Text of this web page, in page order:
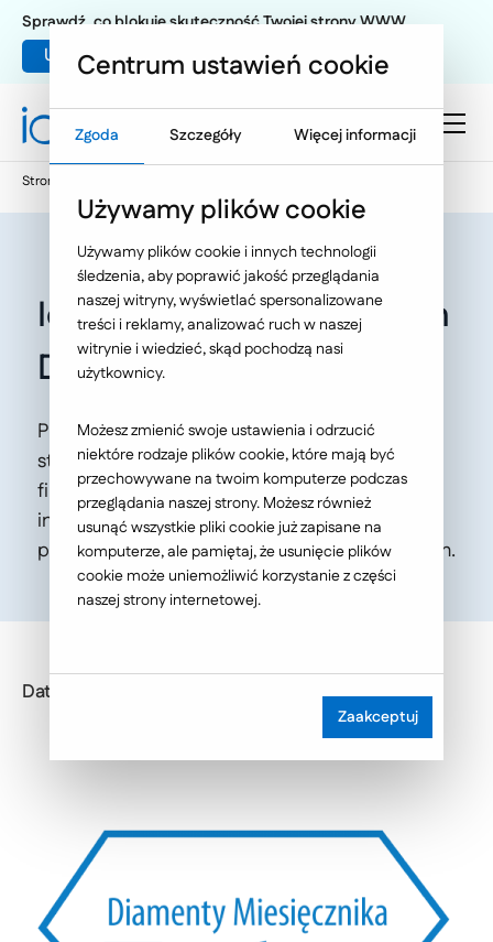
Umów warsztat UX
Sprawdź, co blokuje skuteczność Twojej strony WWW
Strona główna
Ideo ponownie laureatem
Diamentów Forbesa!
Prestiżowe wyróżnienie potwierdza naszą
stabilną pozycję i dynamiczny rozwój naszej
firmy. To motywacja do dalszego dostarczania
innowacyjnych rozwiązań IT i umacniania
pozycji na rynku krajowym i międzynarodowym.
Data publikacji: 2025-03-05
Centrum ustawień cookie
Zgoda Szczegóły Więcej informacji
Używamy plików cookie
Używamy plików cookie i innych technologii
śledzenia, aby poprawić jakość przeglądania
naszej witryny, wyświetlać spersonalizowane
treści i reklamy, analizować ruch w naszej
witrynie i wiedzieć, skąd pochodzą nasi
użytkownicy.
Możesz zmienić swoje ustawienia i odrzucić
niektóre rodzaje plików cookie, które mają być
przechowywane na twoim komputerze podczas
przeglądania naszej strony. Możesz również
usunąć wszystkie pliki cookie już zapisane na
komputerze, ale pamiętaj, że usunięcie plików
cookie może uniemożliwić korzystanie z części
naszej strony internetowej.
Zaakceptuj